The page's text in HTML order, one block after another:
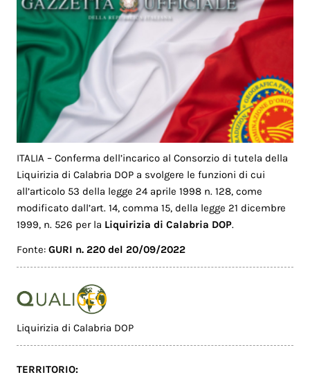
ITALIA – Conferma dell’incarico al Consorzio di tutela della
Liquirizia di Calabria DOP a svolgere le funzioni di cui
all’articolo 53 della legge 24 aprile 1998 n. 128, come
modificato dall’art. 14, comma 15, della legge 21 dicembre
1999, n. 526 per la Liquirizia di Calabria DOP.
Fonte:GURI n. 220 del 20/09/2022
Liquirizia di Calabria DOP
TERRITORIO: